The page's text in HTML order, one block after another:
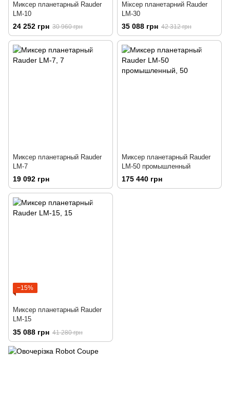
Миксер планетарный Rauder
LM-10
24 252 грн 30 960 грн
Міксер планетарний Rauder
LM-30
35 088 грн 42 312 грн
Миксер планетарный Rauder
LM-7
19 092 грн
Миксер планетарный Rauder
LM-50 промышленный
175 440 грн
−15%
Миксер планетарный Rauder
LM-15
35 088 грн 41 280 грн